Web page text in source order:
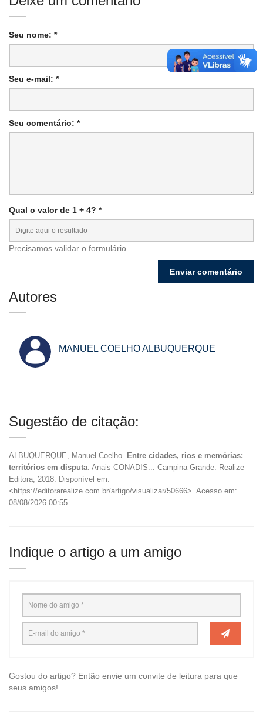
Seu nome: *
Seu e-mail: *
Seu comentário: *
Qual o valor de 1 + 4? *
Precisamos validar o formulário.
Autores
MANUEL COELHO ALBUQUERQUE
Sugestão de citação:
ALBUQUERQUE, Manuel Coelho.
Entre cidades, rios e memórias:
territórios em disputa . Anais CONADIS... Campina Grande: Realize
Editora, 2018. Disponível em:
<https://editorarealize.com.br/artigo/visualizar/50666>. Acesso em:
08/08/2026 00:55
Indique o artigo a um amigo
Gostou do artigo? Então envie um convite de leitura para que
seus amigos!